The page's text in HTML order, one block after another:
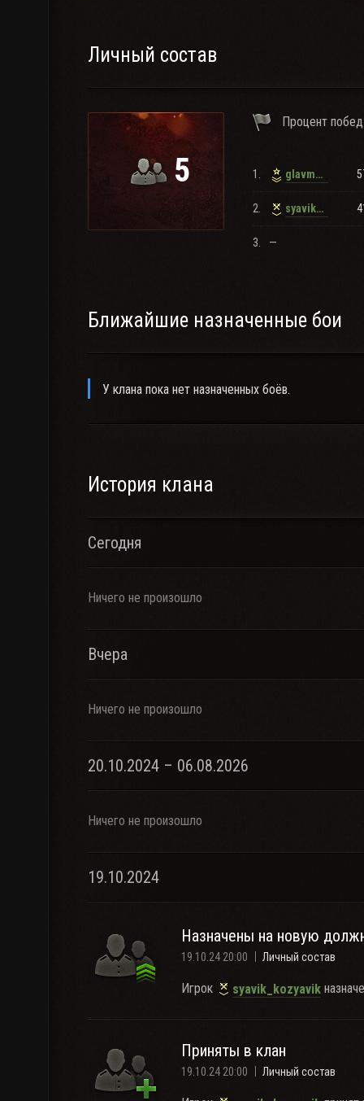
Личный состав
5
Процент побед
1. glavmehorm
2. syavik_kozyavik
3. —
Ближайшие назначенные бои
У клана пока нет назначенных боёв.
История клана
Сегодня
Ничего не произошло
Вчера
Ничего не произошло
20.10.2024 – 06.08.2026
Ничего не произошло
19.10.2024
Назначены на новую
19.10.24 20:00 Личный состав
Игрок syavik_kozyavik
Приняты в клан
19.10.24 20:00 Личный состав